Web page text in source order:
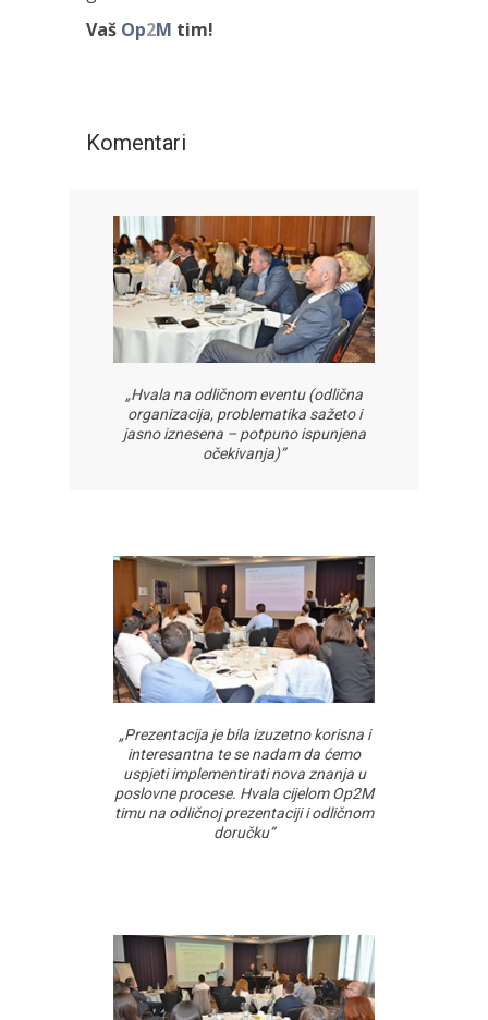
Vaš Op2M tim!
Komentari
„Hvala na odličnom eventu (odlična
organizacija, problematika sažeto i
jasno iznesena – potpuno ispunjena
očekivanja)”
„Prezentacija je bila izuzetno korisna i
interesantna te se nadam da ćemo
uspjeti implementirati nova znanja u
poslovne procese. Hvala cijelom Op2M
timu na odličnoj prezentaciji i odličnom
doručku”